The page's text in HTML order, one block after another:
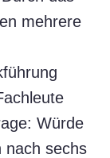
mehrere
Würde
nach sechs